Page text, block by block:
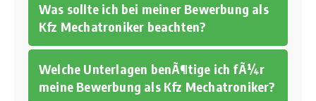
Was sollte ich bei meiner Bewerbung als
Kfz Mechatroniker beachten?
Welche Unterlagen benÃ¶tige ich fÃ¼r
meine Bewerbung als Kfz Mechatroniker?